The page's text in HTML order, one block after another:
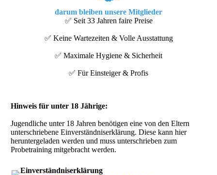
darum bleiben unsere Mitglieder
✅ Seit 33 Jahren faire Preise
✅ Keine Wartezeiten & Volle Ausstattung
✅ Maximale Hygiene & Sicherheit
✅ Für Einsteiger & Profis
Hinweis für unter 18 Jährige:
Jugendliche unter 18 Jahren benötigen eine von den Eltern
unterschriebene Einverständniserklärung. Diese kann hier
heruntergeladen werden und muss unterschrieben zum
Probetraining mitgebracht werden.
Einverständniserklärung